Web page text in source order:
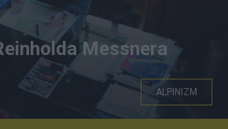
Messnera
ALPINIZM